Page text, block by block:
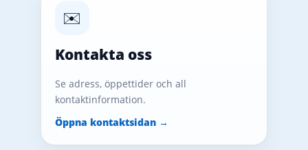
✉️
Kontakta oss
Se adress, öppettider och all
kontaktinformation.
Öppna kontaktsidan →